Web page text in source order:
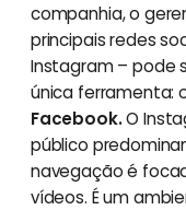
companhia, o
principais redes
Instagram – pode
única ferramenta:
Facebook.O
público
navegação é
vídeos. É um